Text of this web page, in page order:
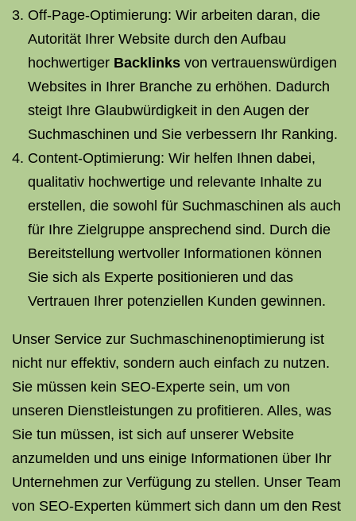
Off-Page-Optimierung: Wir arbeiten daran, die
Autorität Ihrer Website durch den Aufbau
hochwertiger Backlinks von vertrauenswürdigen
Websites in Ihrer Branche zu erhöhen. Dadurch
steigt Ihre Glaubwürdigkeit in den Augen der
Suchmaschinen und Sie verbessern Ihr Ranking.
Content-Optimierung: Wir helfen Ihnen dabei,
qualitativ hochwertige und relevante Inhalte zu
erstellen, die sowohl für Suchmaschinen als auch
für Ihre Zielgruppe ansprechend sind. Durch die
Bereitstellung wertvoller Informationen können
Sie sich als Experte positionieren und das
Vertrauen Ihrer potenziellen Kunden gewinnen.
Unser Service zur Suchmaschinenoptimierung ist
nicht nur effektiv, sondern auch einfach zu nutzen.
Sie müssen kein SEO-Experte sein, um von
unseren Dienstleistungen zu profitieren. Alles, was
Sie tun müssen, ist sich auf unserer Website
anzumelden und uns einige Informationen über Ihr
Unternehmen zur Verfügung zu stellen. Unser Team
von SEO-Experten kümmert sich dann um den Rest